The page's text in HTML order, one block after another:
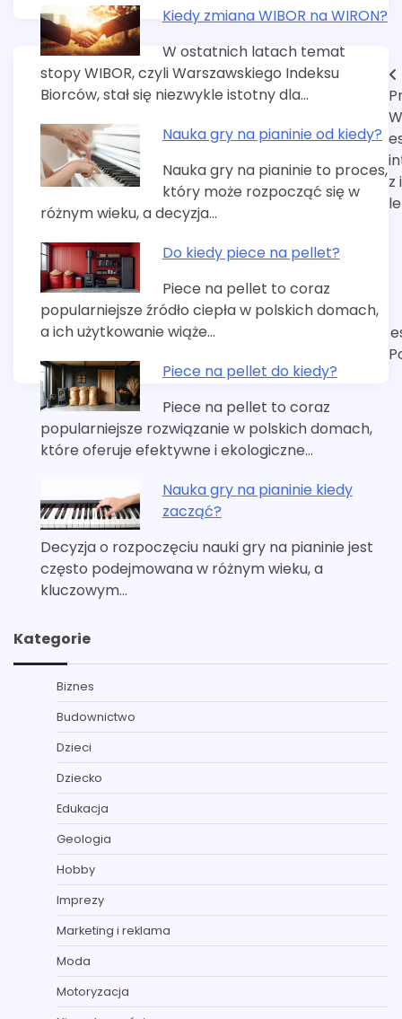
Kiedy zmiana WIBOR na WIRON?
W ostatnich latach temat
stopy WIBOR, czyli Warszawskiego Indeksu
Biorców, stał się niezwykle istotny dla…
Nauka gry na pianinie od kiedy?
Nauka gry na pianinie to proces,
który może rozpocząć się w
różnym wieku, a decyzja…
Do kiedy piece na pellet?
Piece na pellet to coraz
popularniejsze źródło ciepła w polskich domach,
a ich użytkowanie wiąże…
Piece na pellet do kiedy?
Piece na pellet to coraz
popularniejsze rozwiązanie w polskich domach,
które oferuje efektywne i ekologiczne…
Nauka gry na pianinie kiedy
zacząć?
Decyzja o rozpoczęciu nauki gry na pianinie jest
często podejmowana w różnym wieku, a
kluczowym…
Nawigacja
z
Kategorie
Biznes
Budownictwo
Dzieci
Dziecko
Edukacja
Geologia
Hobby
Imprezy
Marketing i reklama
Moda
Motoryzacja